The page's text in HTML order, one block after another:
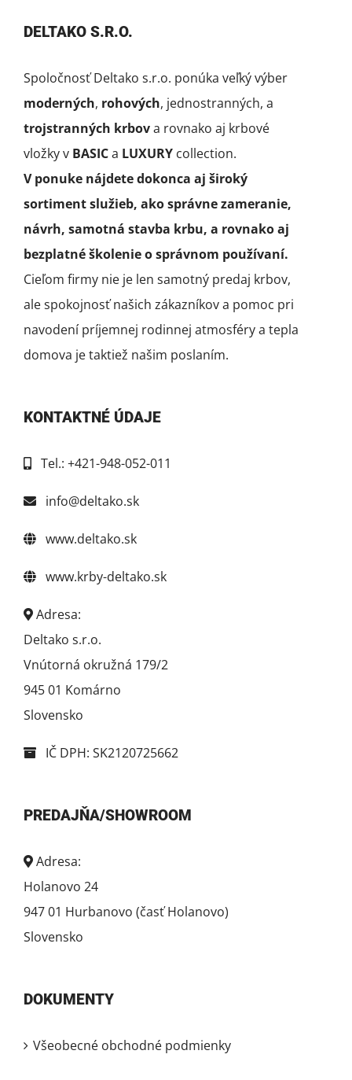
DELTAKO S.R.O.
Spoločnosť Deltako s.r.o. ponúka veľký výber
moderných, rohových, jednostranných, a
trojstranných krbova rovnako aj krbové
vložky v BASICa LUXURY collection.
V ponuke nájdete dokonca aj široký
sortiment služieb, ako správne zameranie,
návrh, samotná stavba krbu, a rovnako aj
bezplatné školenie o správnom používaní.
Cieľom firmy nie je len samotný predaj krbov,
ale spokojnosť našich zákazníkov a pomoc pri
navodení príjemnej rodinnej atmosféry a tepla
domova je taktiež našim poslaním.
KONTAKTNÉ ÚDAJE
Tel.: +421-948-052-011
info@deltako.sk
www.deltako.sk
www.krby-deltako.sk
Adresa:
Deltako s.r.o.
Vnútorná okružná 179/2
945 01 Komárno
Slovensko
IČ DPH: SK2120725662
PREDAJŇA/SHOWROOM
Adresa:
Holanovo 24
947 01 Hurbanovo (časť Holanovo)
Slovensko
DOKUMENTY
Všeobecné obchodné podmienky